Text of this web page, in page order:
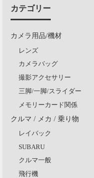
カテゴリー
カメラ用品/機材
レンズ
カメラバッグ
撮影アクセサリー
三脚/一脚/スライダー
メモリーカード関係
クルマ / メカ / 乗り物
レイバック
SUBARU
クルマ一般
飛行機